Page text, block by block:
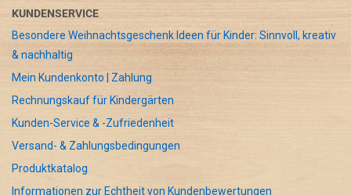
KUNDENSERVICE
Besondere Weihnachtsgeschenk Ideen für Kinder: Sinnvoll, kreativ
& nachhaltig
Mein Kundenkonto | Zahlung
Rechnungskauf für Kindergärten
Kunden-Service & -Zufriedenheit
Versand- & Zahlungsbedingungen
Produktkatalog
Informationen zur Echtheit von Kundenbewertungen